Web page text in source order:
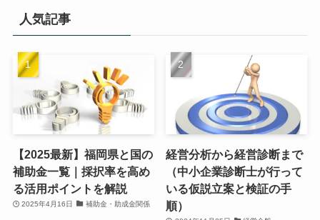
人気記事
【2025最新】福岡県と国の
補助金一覧｜採択率を高め
る活用ポイントを解説
2025年4月16日 補助金・助成金関係
経営分析から経営診断まで
（中小企業診断士が行って
いる仮説立案と検証の手
順）